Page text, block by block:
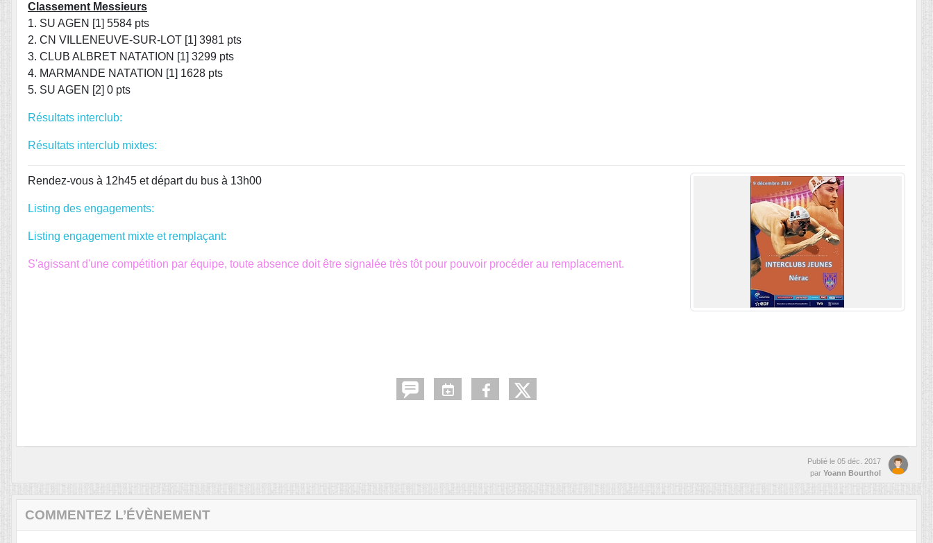
Classement Messieurs
1. SU AGEN [1] 5584 pts
2. CN VILLENEUVE-SUR-LOT [1] 3981 pts
3. CLUB ALBRET NATATION [1] 3299 pts
4. MARMANDE NATATION [1] 1628 pts
5. SU AGEN [2] 0 pts
Résultats interclub:
Résultats interclub mixtes:
Rendez-vous à 12h45 et départ du bus à 13h00
Listing des engagements:
Listing engagement mixte et remplaçant:
S'agissant d'une compétition par équipe, toute absence doit être signalée très tôt pour pouvoir procéder au remplacement.
Publié le 05 déc. 2017
par Yoann Bourthol
COMMENTEZ L’ÉVÈNEMENT